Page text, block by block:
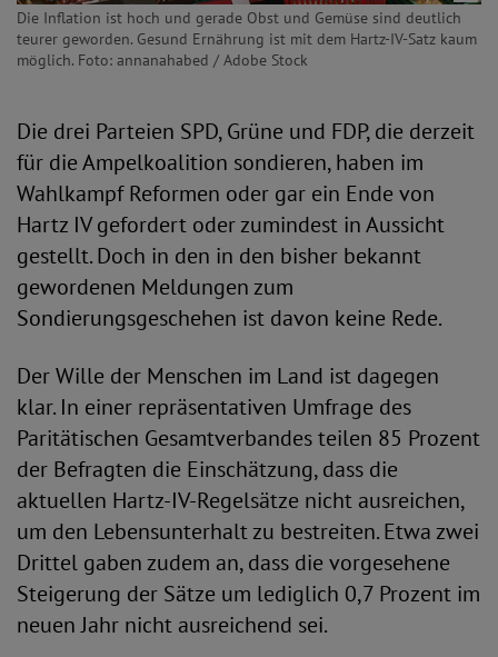
Die Inflation ist hoch und gerade Obst und Gemüse sind deutlich
teurer geworden. Gesund Ernährung ist mit dem Hartz-IV-Satz kaum
möglich. Foto: annanahabed / Adobe Stock
Die drei Parteien SPD, Grüne und FDP, die derzeit
für die Ampelkoalition sondieren, haben im
Wahlkampf Reformen oder gar ein Ende von
Hartz IV gefordert oder zumindest in Aussicht
gestellt. Doch in den in den bisher bekannt
gewordenen Meldungen zum
Sondierungsgeschehen ist davon keine Rede.
Der Wille der Menschen im Land ist dagegen
klar. In einer repräsentativen Umfrage des
Paritätischen Gesamtverbandes teilen 85 Prozent
der Befragten die Einschätzung, dass die
aktuellen Hartz-IV-Regelsätze nicht ausreichen,
um den Lebensunterhalt zu bestreiten. Etwa zwei
Drittel gaben zudem an, dass die vorgesehene
Steigerung der Sätze um lediglich 0,7 Prozent im
neuen Jahr nicht ausreichend sei.